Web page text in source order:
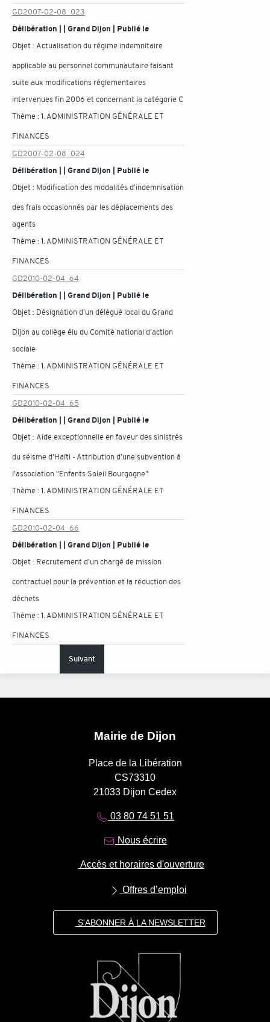
GD2007-02-08_023
Délibération | | Grand Dijon | Publié le
Objet : Actualisation du régime indemnitaire
applicable au personnel communautaire faisant
suite aux modifications réglementaires
intervenues fin 2006 et concernant la catégorie C
Thème :1. ADMINISTRATION GÉNÉRALE ET
FINANCES
GD2007-02-08_024
Délibération | | Grand Dijon | Publié le
Objet : Modification des modalités d'indemnisation
des frais occasionnés par les déplacements des
agents
Thème :1. ADMINISTRATION GÉNÉRALE ET
FINANCES
GD2010-02-04_64
Délibération | | Grand Dijon | Publié le
Objet : Désignation d'un délégué local du Grand
Dijon au collège élu du Comité national d'action
sociale
Thème :1. ADMINISTRATION GÉNÉRALE ET
FINANCES
GD2010-02-04_65
Délibération | | Grand Dijon | Publié le
Objet : Aide exceptionnelle en faveur des sinistrés
du séisme d'Haïti - Attribution d'une subvention à
l'association "Enfants Soleil Bourgogne"
Thème :1. ADMINISTRATION GÉNÉRALE ET
FINANCES
GD2010-02-04_66
Délibération | | Grand Dijon | Publié le
Objet : Recrutement d'un chargé de mission
contractuel pour la prévention et la réduction des
déchets
Thème :1. ADMINISTRATION GÉNÉRALE ET
FINANCES
Suivant
Mairie de Dijon
Place de la Libération
CS73310
21033 Dijon Cedex
03 80 74 51 51
Nous écrire
Accès et horaires d'ouverture
Offres d’emploi
S'ABONNER À LA NEWSLETTER